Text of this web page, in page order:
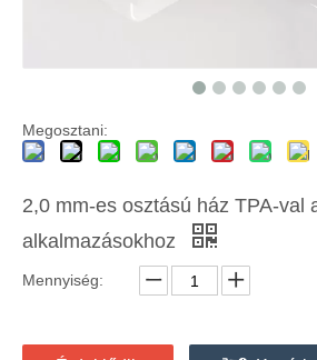
Megosztani:
2,0 mm-es osztású ház TPA-val
alkalmazásokhoz
Mennyiség: